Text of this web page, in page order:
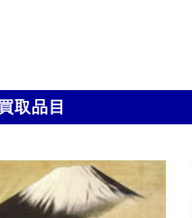
取品目